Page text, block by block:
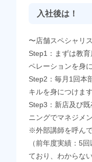
入社後は！
〜店舗スペシャリ
Step1：まずは教
ペレーションを身
Step2：毎月1回本
キルを身につけます
Step3：新店及び
ニングでマネジメ
※外部講師を呼ん
（前年度実績：5
ており、わからな